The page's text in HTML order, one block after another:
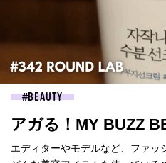
BEAUTY
アガる！MY BUZZ
エディターやモデルなど、ファッ